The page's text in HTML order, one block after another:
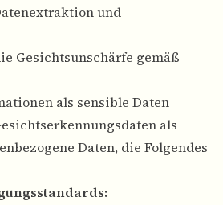
und
Gesichtsunschärfe gemäß
als sensible Daten
als
Daten, die Folgendes